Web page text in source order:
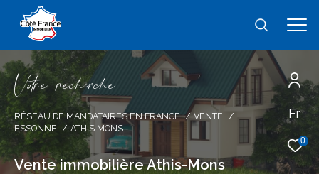
Fr
0
Vore recece
RÉSEAU DE MANDATAIRES EN FRANCE
VENTE
ESSONNE
ATHIS MONS
Vente immobilière Athis-Mons
Effectuer une recherche
et trouver le bien qui correspond à vos
critères